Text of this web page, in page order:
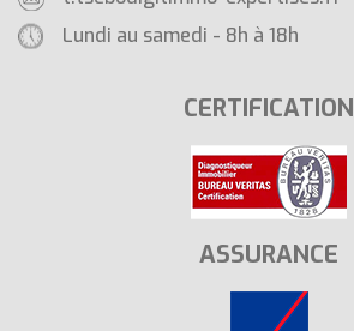
Lundi au samedi - 8h à 18h
CERTIFICATION
ASSURANCE